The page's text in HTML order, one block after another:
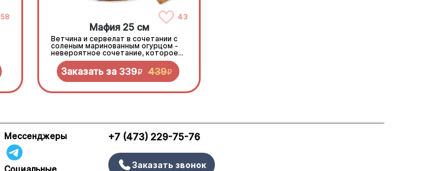
58 43
Мафия 25 см
Ветчина и сервелат в сочетании с
соленым маринованным огурцом -
невероятное сочетание, которое
нужно попробовать!
Заказать за 339R 439R
Мессенджеры
Социальные
+7 (473) 229-75-76
Заказать звонок